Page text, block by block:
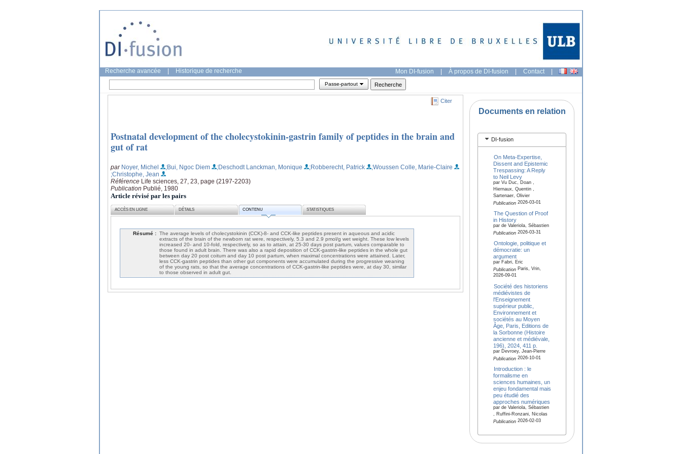
Recherche avancée Historique de recherche Mon DI-fusion | À propos de DI-fusion | Contact |
Passe-partout
Citer
Postnatal development of the cholecystokinin-gastrin family of peptides in the brain and
gut of rat
par Noyer, Michel ;Bui, Ngoc Diem ;Deschodt Lanckman, Monique ;Robberecht, Patrick
;Woussen Colle, Marie-Claire
;Christophe, Jean
Référence Life sciences, 27, 23, page (2197-2203)
Publication Publié, 1980
Article révisé par les pairs
ACCÈS EN LIGNE DÉTAILS CONTENU STATISTIQUES
Résumé : The average levels of cholecystokinin (CCK)-8- and CCK-like peptides present in aqueous and acidic
extracts of the brain of the newborn rat were, respectively, 5.3 and 2.9 pmol/g wet weight. These low levels
increased 20- and 10-fold, respectively, so as to attain, at 25-30 days post partum, values comparable to
those found in adult brain. There was also a rapid deposition of CCK-gastrin-like peptides in the whole gut
between day 20 post coitum and day 10 post partum, when maximal concentrations were attained. Later,
less CCK-gastrin peptides than other gut components were accumulated during the progressive weaning
of the young rats, so that the average concentrations of CCK-gastrin-like peptides were, at day 30, similar
to those observed in adult gut.
Documents en relation
DI-fusion
On Meta-Expertise,
Dissent and Epistemic
Trespassing: A Reply
to Neil Levy
par Vu Duc, Doan ,
Hiernaux, Quentin ,
Sartenaer, Olivier
Publication2026-03-01
The Question of Proof
in History
par de Valeriola, Sébastien
Publication2026-03-31
Ontologie, politique et
démocratie: un
argument
par Fabri, Eric
PublicationParis, Vrin,
2026-09-01
Société des historiens
médiévistes de
l'Enseignement
supérieur public,
Environnement et
sociétés au Moyen
Âge, Paris, Editions de
la Sorbonne (Histoire
ancienne et médiévale,
196), 2024, 411 p.
par Devroey, Jean-Pierre
Publication2026-10-01
Introduction : le
formalisme en
sciences humaines, un
enjeu fondamental mais
peu étudié des
approches numériques
par de Valeriola, Sébastien
, Ruffini-Ronzani, Nicolas
Publication2026-02-03